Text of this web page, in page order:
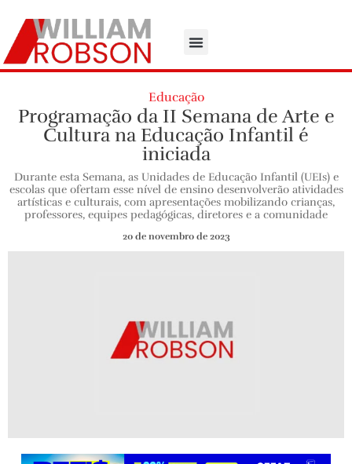
Educação
Programação da II Semana de Arte e
Cultura na Educação Infantil é
iniciada
Durante esta Semana, as Unidades de Educação Infantil (UEIs) e
escolas que ofertam esse nível de ensino desenvolverão atividades
artísticas e culturais, com apresentações mobilizando crianças,
professores, equipes pedagógicas, diretores e a comunidade
20 de novembro de 2023